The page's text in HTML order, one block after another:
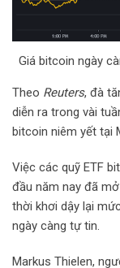
Giá bitcoin ngày
Theo Reuters, đà
diễn ra trong vài
bitcoin niêm yết tại
Việc các quỹ ETF
đầu năm nay đã
thời khơi dậy lại
ngày càng tự tin.
Markus Thielen,